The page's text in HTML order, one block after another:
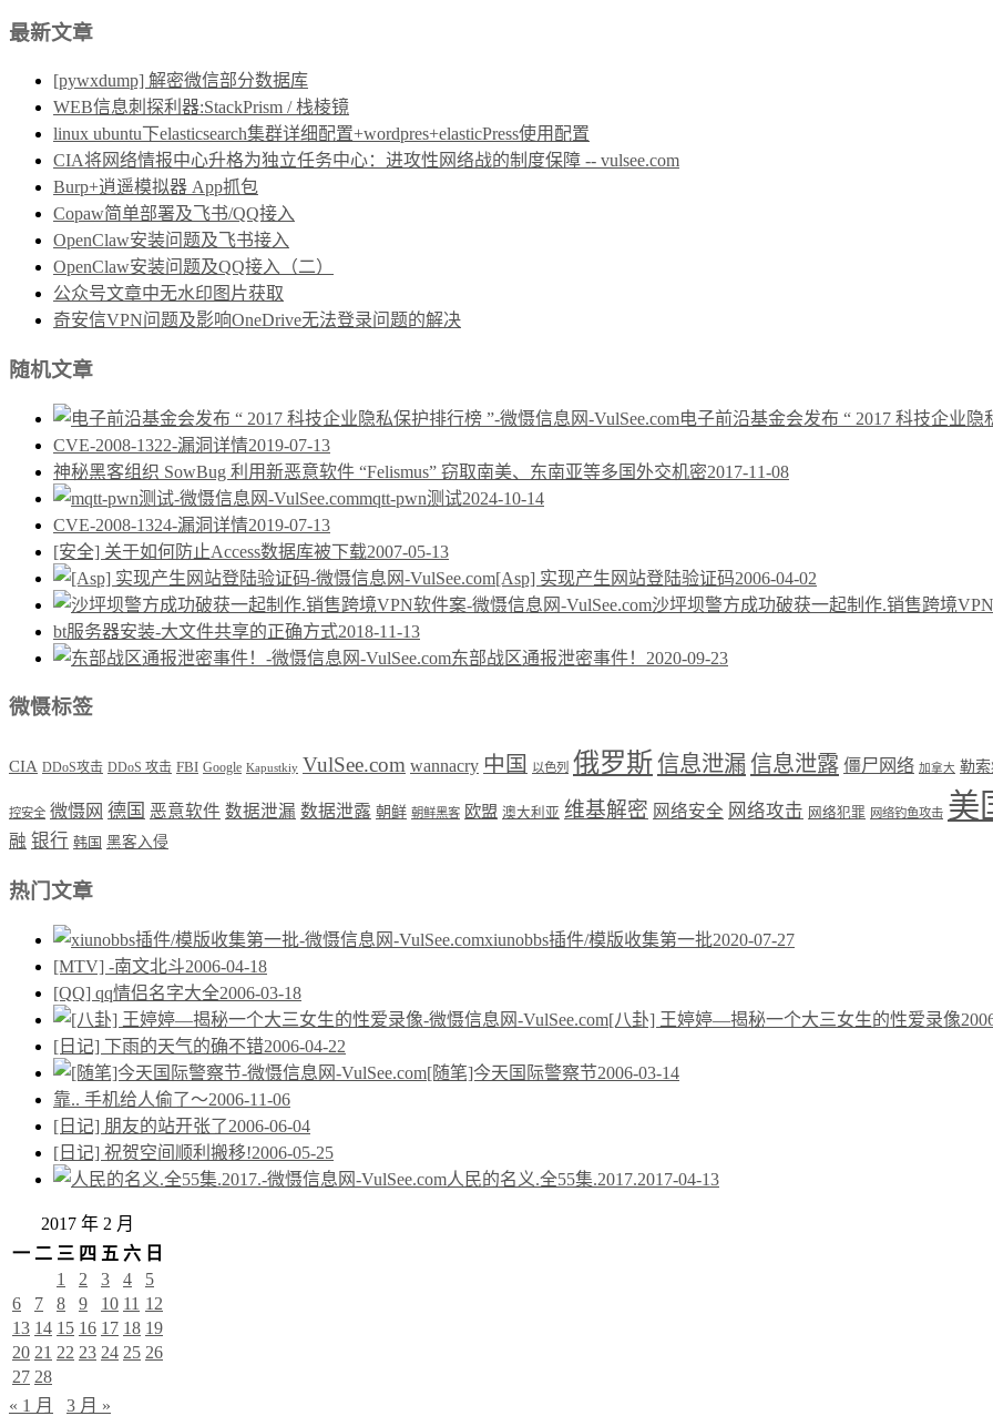
最新文章
[pywxdump] 解密微信部分数据库
WEB信息刺探利器:StackPrism / 栈棱镜
linux ubuntu下elasticsearch集群详细配置+wordpres+elasticPress使用配置
CIA将网络情报中心升格为独立任务中心：进攻性网络战的制度保障 -- vulsee.com
Burp+逍遥模拟器 App抓包
Copaw简单部署及飞书/QQ接入
OpenClaw安装问题及飞书接入
OpenClaw安装问题及QQ接入（二）
公众号文章中无水印图片获取
奇安信VPN问题及影响OneDrive无法登录问题的解决
随机文章
电子前沿基金会发布 “ 2017 科技企业隐
CVE-2008-1322-漏洞详情2019-07-13
神秘黑客组织 SowBug 利用新恶意软件 “Felismus” 窃取南美、东南亚等多国外交机密2017-11-08
mqtt-pwn测试2024-10-14
CVE-2008-1324-漏洞详情2019-07-13
[安全] 关于如何防止Access数据库被下载2007-05-13
[Asp] 实现产生网站登陆验证码2006-04-02
沙坪坝警方成功破获一起制作.销售跨境
bt服务器安装-大文件共享的正确方式2018-11-13
东部战区通报泄密事件！ 2020-09-23
微慑标签
CIA DDoS攻击 DDoS 攻击 FBI Google Kapustkiy VulSee.com wannacry 中国 以色列 俄罗斯信息泄漏信息泄露 僵尸网络 加拿大 勒
控安全 微慑网 德国 恶意软件 数据泄漏 数据泄露 朝鲜 朝鲜黑客 欧盟 澳大利亚 维基解密 网络安全 网络攻击 网络犯罪 网络钓鱼攻击 美
融 银行 韩国 黑客入侵
热门文章
xiunobbs插件/模版收集第一批2020-07-27
[MTV] -南文北斗2006-04-18
[QQ] qq情侣名字大全2006-03-18
[八卦] 王婷婷—揭秘一个大三女生的性爱录像
[日记] 下雨的天气的确不错2006-04-22
[随笔]今天国际警察节2006-03-14
靠.. 手机给人偷了～2006-11-06
[日记] 朋友的站开张了2006-06-04
[日记] 祝贺空间顺利搬移!2006-05-25
人民的名义.全55集.2017.2017-04-13
2017 年 2 月
一 二 三 四 五 六 日
1
2 3 4
5
6
7 8 9 10 11 12
13 14 15 16 17 18 19
20 21 22 23 24 25 26
27 28
« 1 月
3 月 »